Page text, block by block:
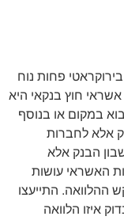
פחות נוח
חוץ בנקאי היא
במקום או בנוסף
אלא לחברות
הבנק אלא
האשראי עושות
ההלוואה. התייעצו
איזו הלוואה